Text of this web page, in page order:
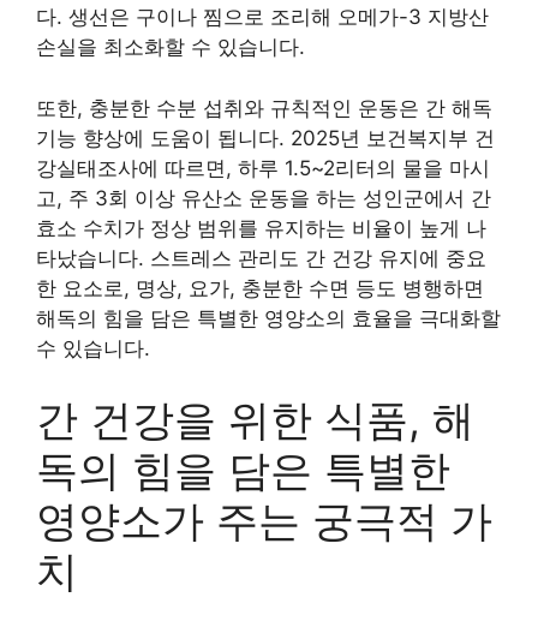
다. 생선은 구이나 찜으로 조리해 오메가-3 지방산
손실을 최소화할 수 있습니다.
또한, 충분한 수분 섭취와 규칙적인 운동은 간 해독
기능 향상에 도움이 됩니다. 2025년 보건복지부 건
강실태조사에 따르면, 하루 1.5~2리터의 물을 마시
고, 주 3회 이상 유산소 운동을 하는 성인군에서 간
효소 수치가 정상 범위를 유지하는 비율이 높게 나
타났습니다. 스트레스 관리도 간 건강 유지에 중요
한 요소로, 명상, 요가, 충분한 수면 등도 병행하면
해독의 힘을 담은 특별한 영양소의 효율을 극대화할
수 있습니다.
간 건강을 위한 식품, 해
독의 힘을 담은 특별한
영양소가 주는 궁극적 가
치